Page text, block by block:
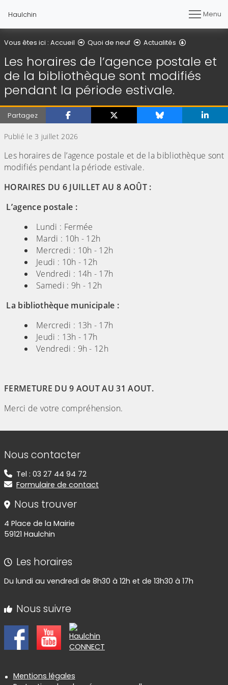
Haulchin Menu
Vous êtes ici : Accueil Quoi de neuf Actualités
Les horaires de l’agence postale et
de la bibliothèque sont modifiés
pendant la période estivale.
Partagez
Publié le 3 juillet 2026
Les horaires de l’agence postale et de la bibliothèque sont
modifiés pendant la période estivale.
HORAIRES DU 6 JUILLET AU 8 AOÛT :
L’agence postale :
Lundi : Fermée
Mardi : 10h - 12h
Mercredi : 10h - 12h
Jeudi : 10h - 12h
Vendredi : 14h - 17h
Samedi : 9h - 12h
La bibliothèque municipale :
Mercredi : 13h - 17h
Jeudi : 13h - 17h
Vendredi : 9h - 12h
FERMETURE DU 9 AOUT AU 31 AOUT.
Merci de votre compréhension.
Informations de contact
Nous contacter
Tel : 03 27 44 94 72
Formulaire de contact
Nous trouver
4 Place de la Mairie
59121 Haulchin
Les horaires
Du lundi au vendredi de 8h30 à 12h et de 13h30 à 17h
Nous suivre
Informations réglementaires
Mentions légales